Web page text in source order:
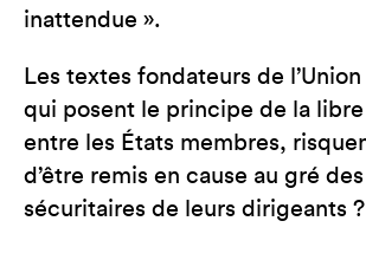
inattendue ».
Les textes fondateurs de
qui posent le principe de la
entre les États membres,
d’être remis en cause au gré
sécuritaires de leurs dirigeants ?